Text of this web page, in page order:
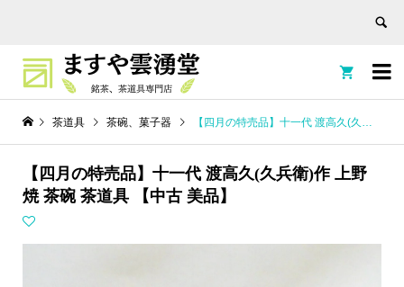


茶道具 茶碗、菓子器 【四月の特売品】十一代 渡高久(久兵衛)作 上野焼 茶碗 茶道具 【中古 美品】
【四月の特売品】十一代 渡高久(久兵衛)作 上野
焼 茶碗 茶道具 【中古 美品】